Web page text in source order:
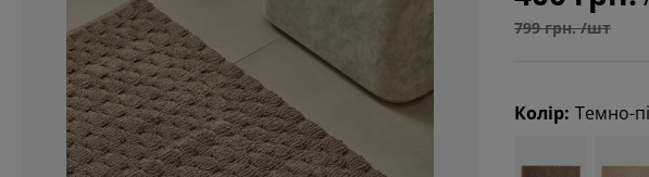
799 грн. /шт
Колір: Темно-